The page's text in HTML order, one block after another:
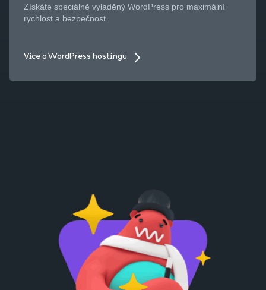
Získáte speciálně vyladěný WordPress pro maximální
rychlost a bezpečnost.
Více o WordPress hostingu